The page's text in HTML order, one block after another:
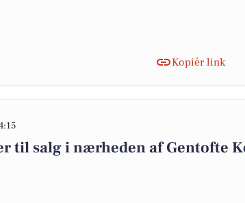
Kopiér link
til salg i nærheden af Gentofte